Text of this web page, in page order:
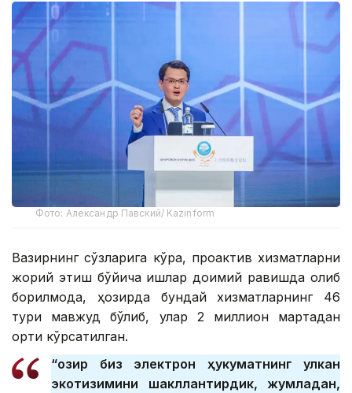
Фото: Александр Павский/ Kazinform
Вазирнинг сўзларига кўра, проактив хизматларни
жорий этиш бўйича ишлар доимий равишда олиб
борилмоқда, ҳозирда бундай хизматларнинг 46
тури мавжуд бўлиб, улар 2 миллион мартадан
ортиқ кўрсатилган.
“Ҳозир биз электрон ҳукуматнинг улкан
экотизимини шакллантирдик, жумладан,